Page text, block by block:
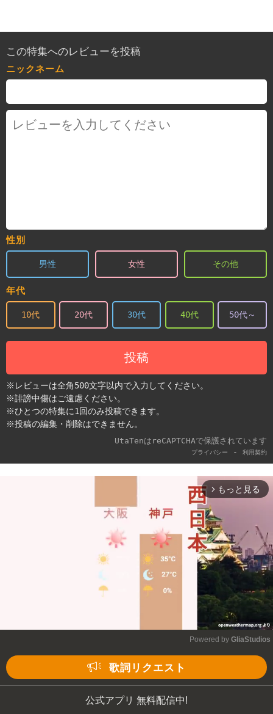
この特集へのレビューを投稿
ニックネーム
性別
男性 女性 その他
年代
10代 20代 30代 40代 50代～
投稿
※レビューは全角500文字以内で入力してください。
※誹謗中傷はご遠慮ください。
※ひとつの特集に1回のみ投稿できます。
※投稿の編集・削除はできません。
UtaTenはreCAPTCHAで保護されています
プライバシー - 利用契約
arrow_forward_ios もっと見る
Powered by GliaStudios
歌詞リクエスト
公式アプリ 無料配信中!